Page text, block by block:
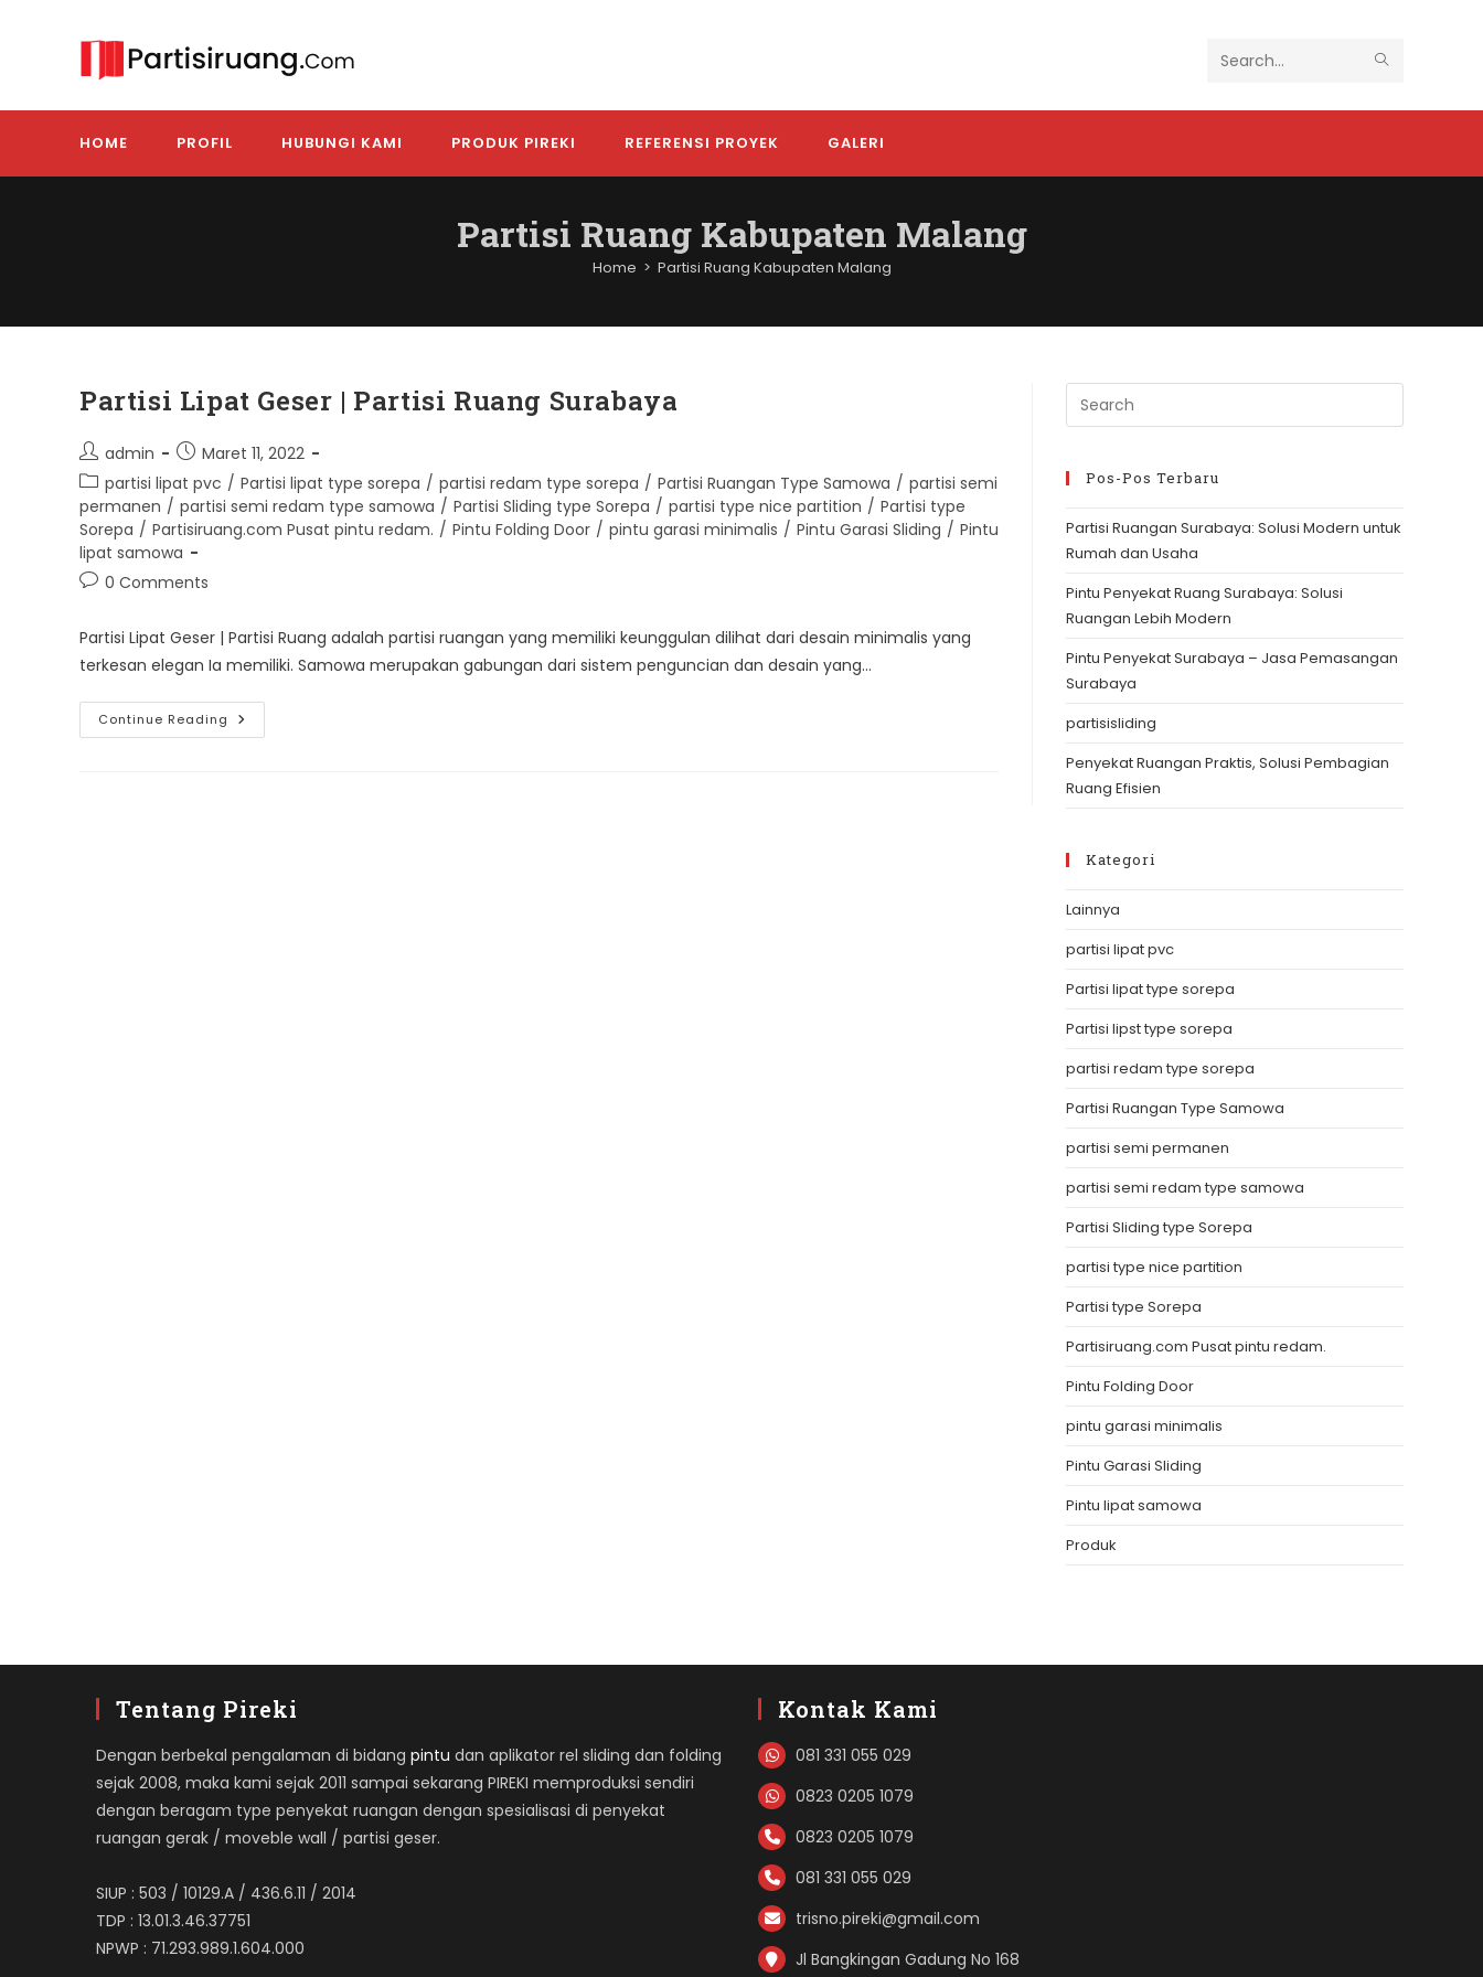
Search
this
SUBMIT
HOME PROFIL HUBUNGI KAMI PRODUK PIREKI REFERENSI PROYEK GALERI
Partisi Ruang Kabupaten Malang
Home > Partisi Ruang Kabupaten Malang
Partisi Lipat Geser | Partisi Ruang Surabaya
Post
author:
admin
Post
published:
Maret 11, 2022
Post
category:
partisi lipat pvc / Partisi lipat type sorepa / partisi redam type sorepa / Partisi Ruangan Type Samowa / partisi semi
permanen / partisi semi redam type samowa / Partisi Sliding type Sorepa / partisi type nice partition / Partisi type
Sorepa / Partisiruang.com Pusat pintu redam. / Pintu Folding Door / pintu garasi minimalis / Pintu Garasi Sliding / Pintu
lipat samowa
Post0 Comments
Partisi Lipat Geser | Partisi Ruang adalah partisi ruangan yang memiliki keunggulan dilihat dari desain minimalis yang
terkesan elegan Ia memiliki. Samowa merupakan gabungan dari sistem penguncian dan desain yang…
Continue Reading Partisi
Lipat
Escape
Pos-Pos Terbaru
Partisi Ruangan Surabaya: Solusi Modern untuk
Rumah dan Usaha
Pintu Penyekat Ruang Surabaya: Solusi
Ruangan Lebih Modern
Pintu Penyekat Surabaya – Jasa Pemasangan
Surabaya
partisisliding
Penyekat Ruangan Praktis, Solusi Pembagian
Ruang Efisien
Kategori
Lainnya
partisi lipat pvc
Partisi lipat type sorepa
Partisi lipst type sorepa
partisi redam type sorepa
Partisi Ruangan Type Samowa
partisi semi permanen
partisi semi redam type samowa
Partisi Sliding type Sorepa
partisi type nice partition
Partisi type Sorepa
Partisiruang.com Pusat pintu redam.
Pintu Folding Door
pintu garasi minimalis
Pintu Garasi Sliding
Pintu lipat samowa
Produk
Tentang Pireki
Dengan berbekal pengalaman di bidang pintu dan aplikator rel sliding dan folding
sejak 2008, maka kami sejak 2011 sampai sekarang PIREKI memproduksi sendiri
dengan beragam type penyekat ruangan dengan spesialisasi di penyekat
ruangan gerak / moveble wall / partisi geser.
SIUP : 503 / 10129.A / 436.6.11 / 2014
TDP : 13.01.3.46.37751
NPWP : 71.293.989.1.604.000
Kontak Kami
081 331 055 029
0823 0205 1079
0823 0205 1079
081 331 055 029
trisno.pireki@gmail.com
Jl Bangkingan Gadung No 168